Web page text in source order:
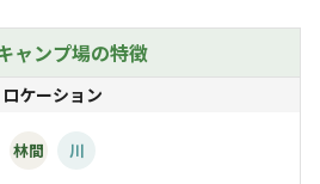
心地よいひとときをお過ごしくだ
ャンプ場の特徴
ロケーション
林間 川